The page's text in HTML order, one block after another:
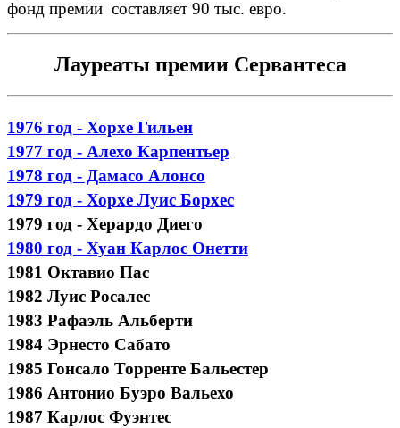
фонд премии составляет 90 тыс. евро.
Лауреаты премии Сервантеса
1976 год - Хорхе Гильен
1977 год - Алехо Карпентьер
1978 год - Дамасо Алонсо
1979 год - Хорхе Луис Борхес
1979 год - Херардо Диего
1980 год - Хуан Карлос Онетти
1981 Октавио Пас
1982 Луис Росалес
1983 Рафаэль Альберти
1984 Эрнесто Сабато
1985 Гонсало Торренте Бальестер
1986 Антонио Буэро Вальехо
1987 Карлос Фуэнтес